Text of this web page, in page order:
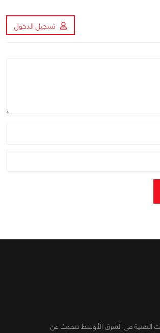
تسجيل الدخول
التقنية فى الشرق الأوسط تتحدث عن